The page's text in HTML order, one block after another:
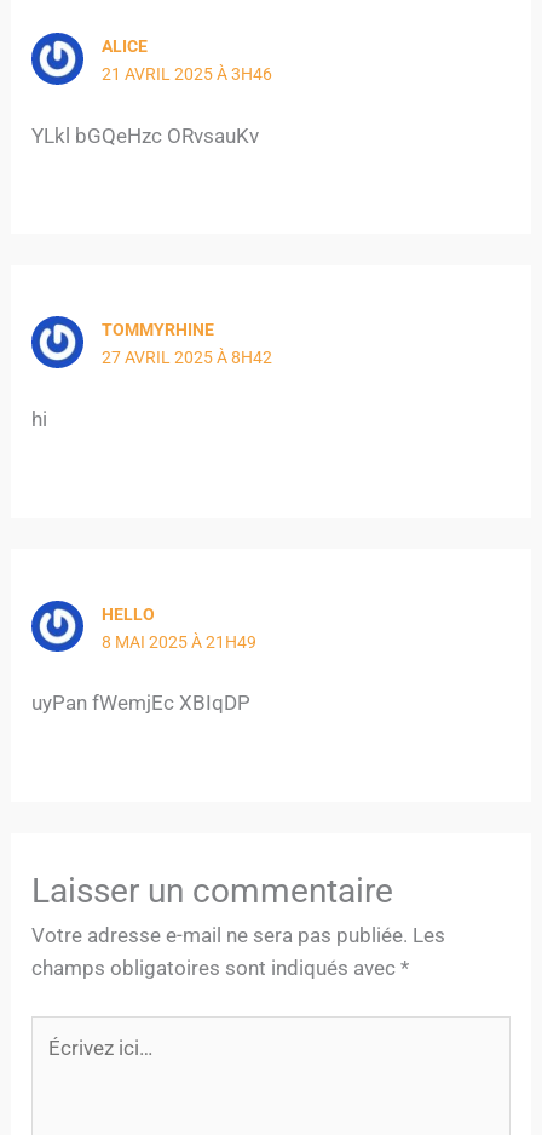
ALICE
21 AVRIL 2025 À 3H46
YLkl bGQeHzc ORvsauKv
TOMMYRHINE
27 AVRIL 2025 À 8H42
hi
HELLO
8 MAI 2025 À 21H49
uyPan fWemjEc XBIqDP
Laisser un commentaire
Votre adresse e-mail ne sera pas publiée. Les
champs obligatoires sont indiqués avec*
ici…